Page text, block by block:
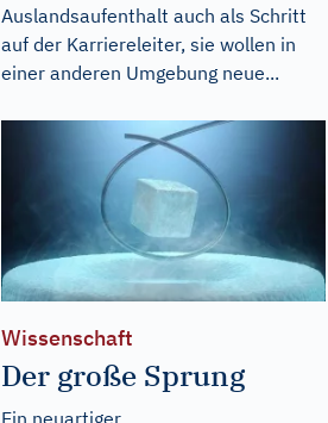
Auslandsaufenthalt auch als Schritt
auf der Karriereleiter, sie wollen in
einer anderen Umgebung neue...
Wissenschaft
Der große Sprung